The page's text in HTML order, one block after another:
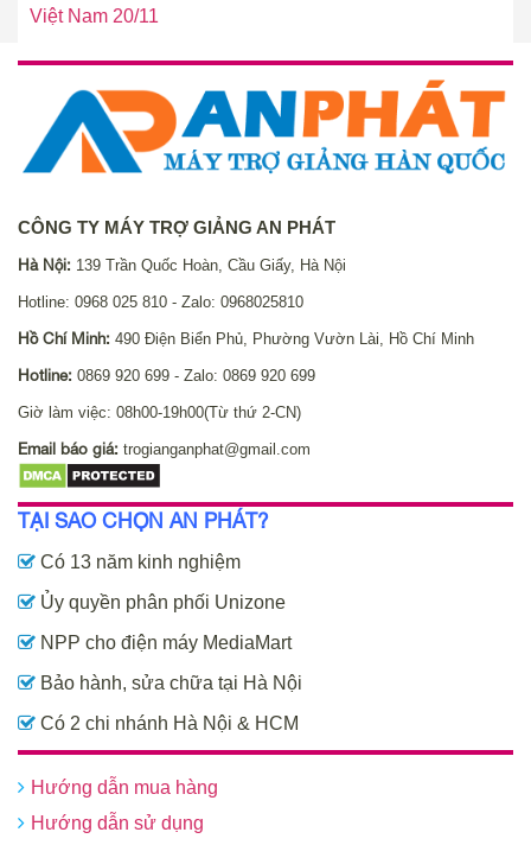
Việt Nam 20/11
CÔNG TY MÁY TRỢ GIẢNG AN PHÁT
Hà Nội: 139 Trần Quốc Hoàn, Cầu Giấy, Hà Nội
Hotline: 0968 025 810 - Zalo: 0968025810
Hồ Chí Minh: 490 Điện Biển Phủ, Phường Vườn Lài, Hồ Chí Minh
Hotline: 0869 920 699 - Zalo: 0869 920 699
Giờ làm việc: 08h00-19h00(Từ thứ 2-CN)
Email báo giá: trogianganphat@gmail.com
TẠI SAO CHỌN AN PHÁT?
Có 13 năm kinh nghiệm
Ủy quyền phân phối Unizone
NPP cho điện máy MediaMart
Bảo hành, sửa chữa tại Hà Nội
Có 2 chi nhánh Hà Nội & HCM
Hướng dẫn mua hàng
Hướng dẫn sử dụng